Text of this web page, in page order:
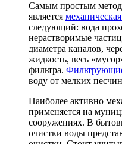
Самым простым
является
следующий: вода
нерастворимые
диаметра каналов,
жидкость, весь
фильтра.
воду от мелких
Наиболее активно
применяется на
сооружениях. В
очистки воды